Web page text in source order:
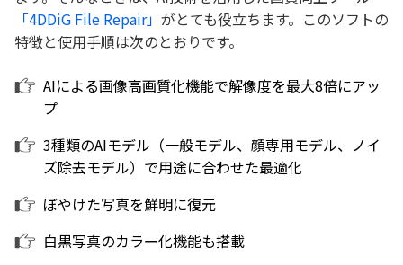
「4DDiG File Repair」 がとても役立ちます。このソフトの
特徴と使用手順は次のとおりです。
AIによる画像高画質化機能で解像度を最大8倍にアッ
プ
3種類のAIモデル（一般モデル、顔専用モデル、ノイ
ズ除去モデル）で用途に合わせた最適化
ぼやけた写真を鮮明に復元
白黒写真のカラー化機能も搭載